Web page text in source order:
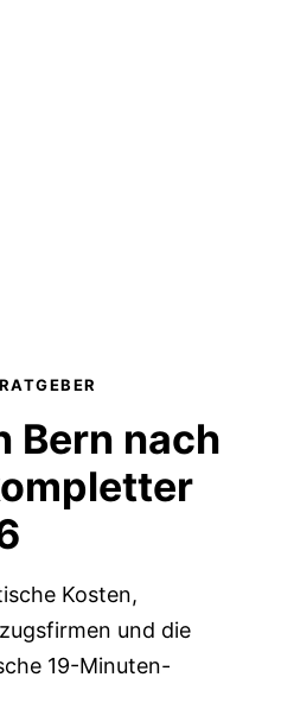
Bern nach
Kosten,
und die
19-Minuten-